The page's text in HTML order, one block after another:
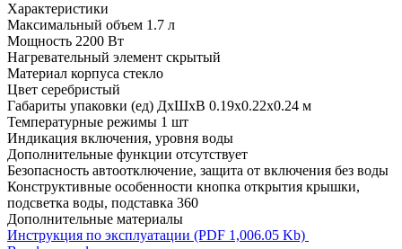
Характеристики
Максимальный объем 1.7 л
Мощность 2200 Вт
Нагревательный элемент скрытый
Материал корпуса стекло
Цвет серебристый
Габариты упаковки (ед) ДхШхВ 0.19x0.22x0.24 м
Температурные режимы 1 шт
Индикация включения, уровня воды
Дополнительные функции отсутствует
Безопасность автоотключение, защита от включения без воды
Конструктивные особенности кнопка открытия крышки,
подсветка воды, подставка 360
Дополнительные материалы
Инструкция по эксплуатации (PDF 1,006.05 Kb)